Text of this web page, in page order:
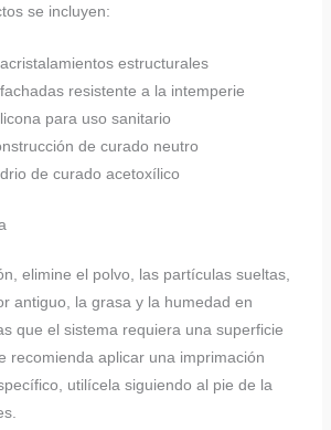
se incluyen:
estructurales
resistente a la intemperie
para uso sanitario
de curado neutro
de curado acetoxílico
elimine el polvo, las partículas sueltas,
antiguo, la grasa y la humedad en
que el sistema requiera una superficie
recomienda aplicar una imprimación
utilícela siguiendo al pie de la